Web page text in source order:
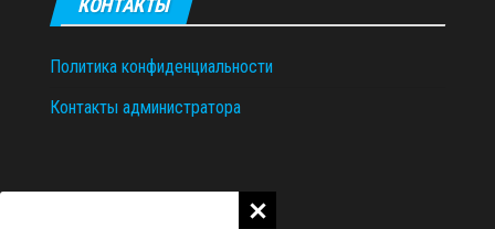
КОНТАКТЫ
Политика конфиденциальности
Контакты администратора